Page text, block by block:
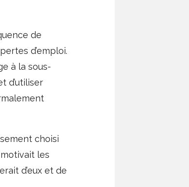
de
d’emploi.
à la sous-
d’utiliser
choisi
les
d’eux et de